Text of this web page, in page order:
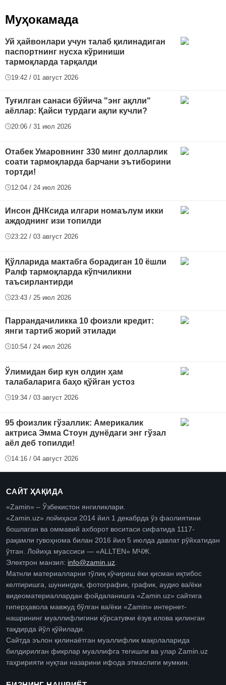
Муҳокамада
Уй ҳайвонлари учун талаб қилинадиган
паспортнинг нусха кўриниши
тармоқларда тарқалди
19:42 / 01 август 2026
Туғилган санаси бўйича "энг ақлли"
аёллар: Қайси турдаги ақли кучли?
20:06 / 31 июл 2026
Отабек Умаровнинг 330 минг долларлик
соати тармоқларда барчани эътиборини
тортди!
12:04 / 24 июл 2026
Инсон ДНКсида илгари номаълум икки
аждоднинг изи топилди
23:22 / 03 август 2026
Қўлларида мактабга борадиган 10 ёшли
Ралф тармоқларда кўпчиликни
таъсирлантирди
23:43 / 25 июл 2026
Паррандачиликка 10 фоизли кредит:
янги тартиб жорий этилади
10:54 / 24 июл 2026
Ўлимидан бир кун олдин ҳам
талабаларига баҳо қўйган устоз
19:34 / 03 август 2026
95 фоизлик гўзаллик: Америкалик
актриса Эмма Стоун дунёдаги энг гўзал
аёл деб топилди!
14:16 / 04 август 2026
САЙТ ҲАҚИДА
«Zamin» – Ўзбекистон янгиликлари.
«Zamin.uz» лойиҳаси 2014 йил 1 декабрда ўз фаолиятини
бошлаган ва оммавий ахборот воситаси сифатида 1117-
рақамли гувоҳнома билан 2016 йил 5 июлда давлат рўйхатидан
ўтган. Лойиҳа муассиси — «ALLTEN» МЧЖ.
Электрон манзил: info@zamin.uz
Матнли материалларни тўлиқ кўчириш ёки қисман иқтибос
келтиришга, шунингдек, фотографик, график, аудио ва/ёки
видеоматериаллардан фойдаланишга «Zamin.uz» сайтига
гиперҳавола мавжуд бўлган ва/ёки «Zamin» интернет-
нашрининг муаллифлигини кўрсатувчи ёзув илова қилинган
тақдирда йўл қўйилади.
Сайтда эълон қилинаётган муаллифлик мақолаларида
билдирилган фикрлар муаллифга тегишли ва улар Zamin.uz
таҳририяти нуқтаи назарини ифода этмаслиги мумкин.